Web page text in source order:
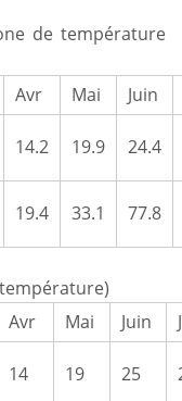
de température
Avr Mai
Juin
14.2 19.9 24.4
19.4 33.1 77.8
Avr Mai Juin
14 19 25